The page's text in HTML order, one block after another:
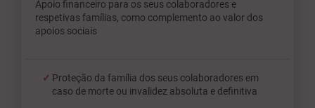
Apoio financeiro para os seus colaboradores e
respetivas famílias, como complemento ao valor dos
apoios sociais
Proteção da família dos seus colaboradores em
caso de morte ou invalidez absoluta e definitiva